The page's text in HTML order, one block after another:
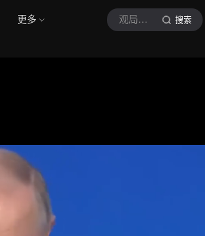
更多 观局有语 搜索